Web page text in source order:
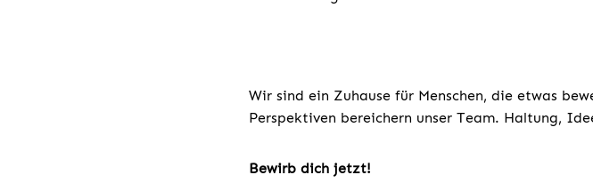
Wir sind ein Zuhause für Menschen, die etwas
Perspektiven bereichern unser Team. Haltung,
Bewirb dich jetzt!